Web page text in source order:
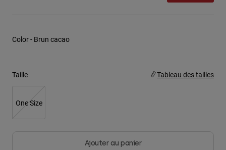
Color - Brun cacao
Taille Tableau des tailles
One Size
Ajouter au panier